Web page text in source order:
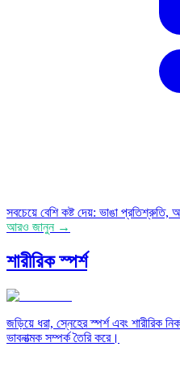
সবচেয়ে বেশি কষ্ট দেয়: ভাঙা প্রতিশ্রুতি,
আরও জানুন →
শারীরিক স্পর্শ
জড়িয়ে ধরা, স্নেহের স্পর্শ এবং শারীরিক
ভাবনাত্মক সম্পর্ক তৈরি করে।